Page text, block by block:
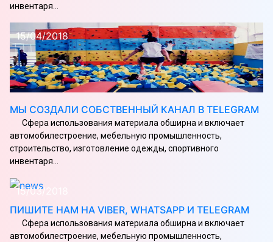
инвентаря...
15/04/2018
МЫ СОЗДАЛИ СОБСТВЕННЫЙ КАНАЛ В TELEGRAM
Сфера использования материала обширна и включает
автомобилестроение, мебельную промышленность,
строительство, изготовление одежды, спортивного
инвентаря...
15/03/2018
ПИШИТЕ НАМ НА VIBER, WHATSAPP И TELEGRAM
Сфера использования материала обширна и включает
автомобилестроение, мебельную промышленность,